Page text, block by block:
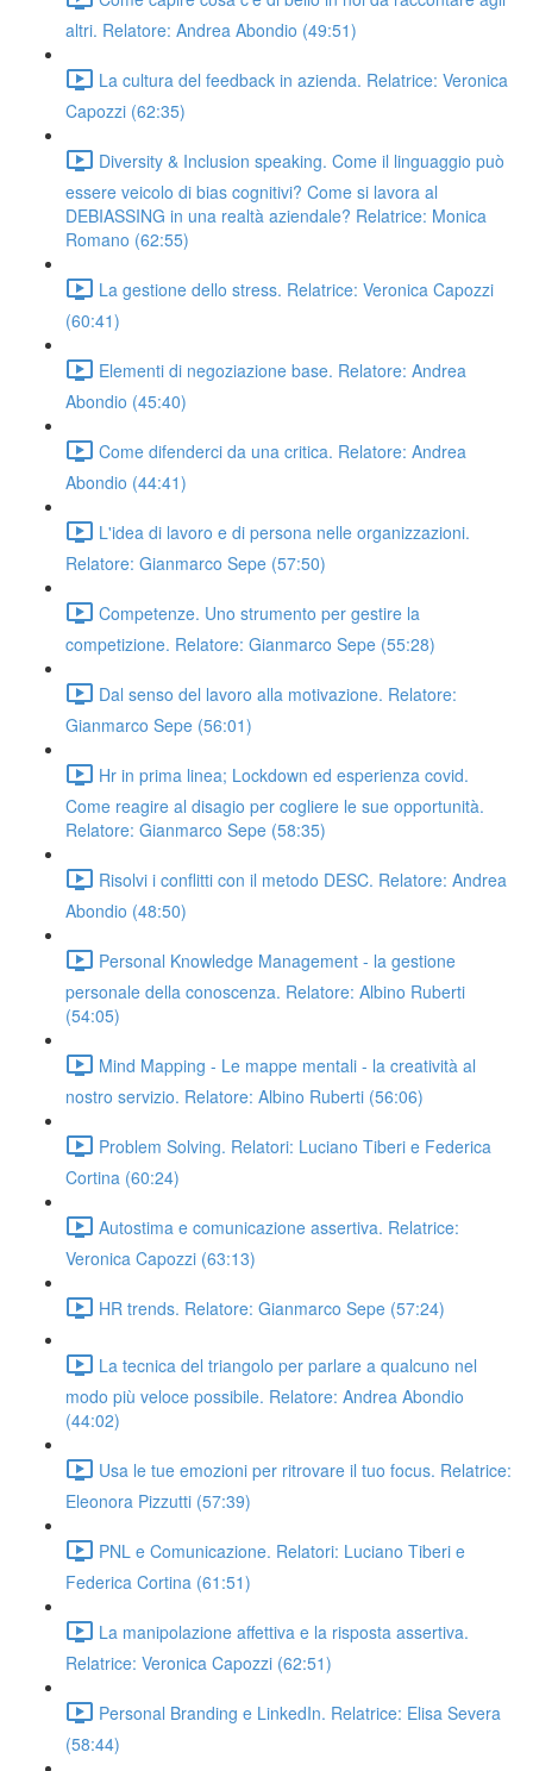
altri. Relatore: Andrea Abondio (49:51)
La cultura del feedback in azienda. Relatrice: Veronica
Capozzi (62:35)
Diversity & Inclusion speaking. Come il linguaggio può
essere veicolo di bias cognitivi? Come si lavora al
DEBIASSING in una realtà aziendale? Relatrice: Monica
Romano (62:55)
La gestione dello stress. Relatrice: Veronica Capozzi
(60:41)
Elementi di negoziazione base. Relatore: Andrea
Abondio (45:40)
Come difenderci da una critica. Relatore: Andrea
Abondio (44:41)
L'idea di lavoro e di persona nelle organizzazioni.
Relatore: Gianmarco Sepe (57:50)
Competenze. Uno strumento per gestire la
competizione. Relatore: Gianmarco Sepe (55:28)
Dal senso del lavoro alla motivazione. Relatore:
Gianmarco Sepe (56:01)
Hr in prima linea; Lockdown ed esperienza covid.
Come reagire al disagio per cogliere le sue opportunità.
Relatore: Gianmarco Sepe (58:35)
Risolvi i conflitti con il metodo DESC. Relatore: Andrea
Abondio (48:50)
Personal Knowledge Management - la gestione
personale della conoscenza. Relatore: Albino Ruberti
(54:05)
Mind Mapping - Le mappe mentali - la creatività al
nostro servizio. Relatore: Albino Ruberti (56:06)
Problem Solving. Relatori: Luciano Tiberi e Federica
Cortina (60:24)
Autostima e comunicazione assertiva. Relatrice:
Veronica Capozzi (63:13)
HR trends. Relatore: Gianmarco Sepe (57:24)
La tecnica del triangolo per parlare a qualcuno nel
modo più veloce possibile. Relatore: Andrea Abondio
(44:02)
Usa le tue emozioni per ritrovare il tuo focus. Relatrice:
Eleonora Pizzutti (57:39)
PNL e Comunicazione. Relatori: Luciano Tiberi e
Federica Cortina (61:51)
La manipolazione affettiva e la risposta assertiva.
Relatrice: Veronica Capozzi (62:51)
Personal Branding e LinkedIn. Relatrice: Elisa Severa
(58:44)